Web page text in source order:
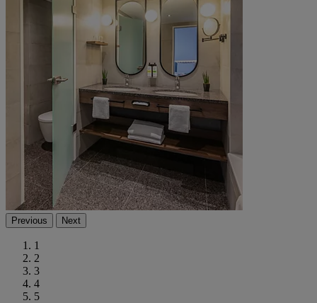
Previous Next
1
2
3
4
5